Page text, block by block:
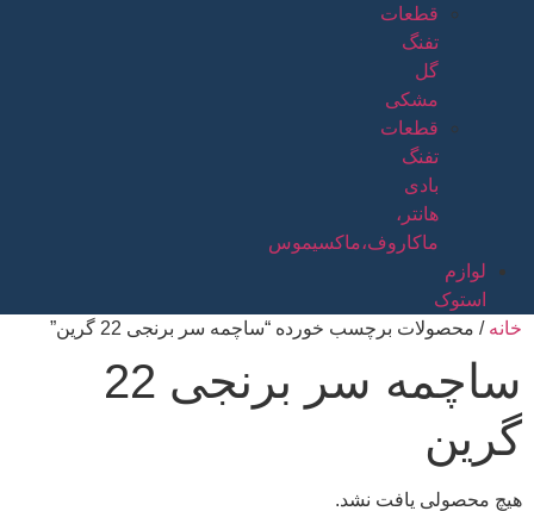
قطعات
تفنگ
گل
مشکی
قطعات
تفنگ
بادی
هانتر،
ماکاروف،ماکسیموس
لوازم
استوک
خانه / محصولات برچسب خورده “ساچمه سر برنجی 22 گرین”
ساچمه سر برنجی 22
گرین
هیچ محصولی یافت نشد.